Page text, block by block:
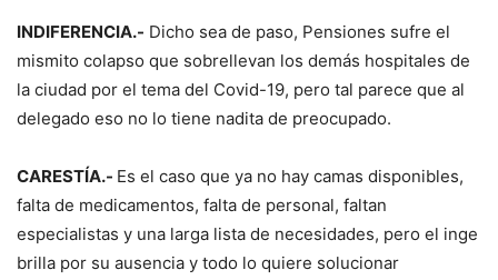
INDIFERENCIA.- Dicho sea de paso, Pensiones sufre el
mismito colapso que sobrellevan los demás hospitales de
la ciudad por el tema del Covid-19, pero tal parece que al
delegado eso no lo tiene nadita de preocupado.
CARESTÍA.- Es el caso que ya no hay camas disponibles,
falta de medicamentos, falta de personal, faltan
especialistas y una larga lista de necesidades, pero el inge
brilla por su ausencia y todo lo quiere solucionar